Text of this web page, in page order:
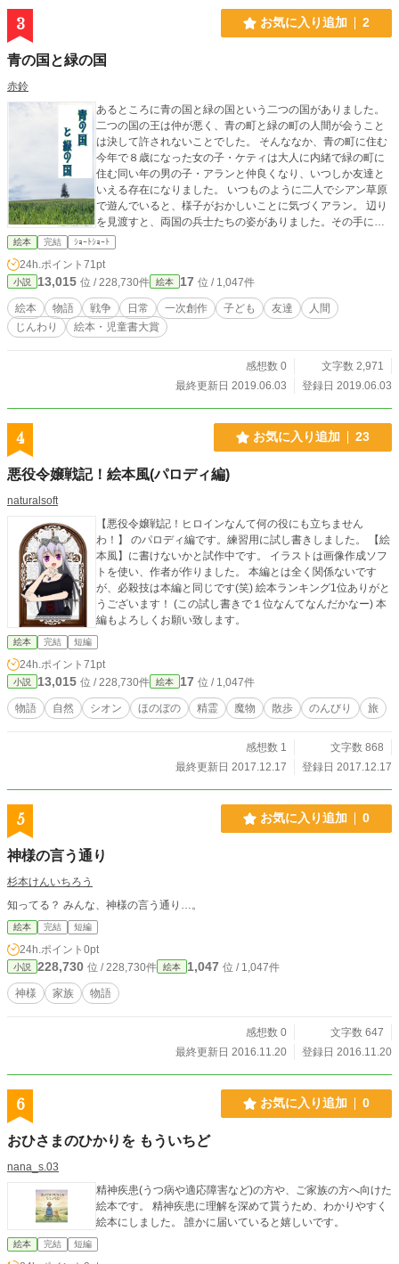
3 お気に入り追加 2
青の国と緑の国
赤鈴
あるところに青の国と緑の国という二つの国がありました。
二つの国の王は仲が悪く、青の町と緑の町の人間が会うこと
は決して許されないことでした。 そんななか、青の町に住む
今年で８歳になった女の子・ケティは大人に内緒で緑の町に
住む同い年の男の子・アランと仲良くなり、いつしか友達と
いえる存在になりました。 いつものように二人でシアン草原
で遊んでいると、様子がおかしいことに気づくアラン。 辺り
を見渡すと、両国の兵士たちの姿がありました。その手には
武器を持っています。 二つの国の間で戦争が始まろうとして
いたのです。二人はそのことを知らされていませんでした。
ケティの提案で戦争を止めようと駆け出す二人でしたが―
―。
絵本 完結 ｼｮｰﾄｼｮｰﾄ
24h.ポイント 71pt
小説 13,015 位 / 228,730件 絵本 17 位 / 1,047件
絵本 物語 戦争 日常 一次創作 子ども 友達
人間
じんわり
絵本・児童書大賞
感想数 0
文字数 2,971
最終更新日 2019.06.03
登録日 2019.06.03
4 お気に入り追加 23
悪役令嬢戦記！絵本風(パロディ編)
naturalsoft
【悪役令嬢戦記！ヒロインなんて何の役にも立ちません
わ！】 のパロディ編です。練習用に試し書きしました。 【絵
本風】に書けないかと試作中です。 イラストは画像作成ソフ
トを使い、作者が作りました。 本編とは全く関係ないです
が、必殺技は本編と同じです(笑) 絵本ランキング1位ありがと
うございます！ (この試し書きで１位なんてなんだかなー) 本
編もよろしくお願い致します。
絵本 完結 短編
24h.ポイント 71pt
小説 13,015 位 / 228,730件 絵本 17 位 / 1,047件
物語 自然 シオン ほのぼの 精霊 魔物 散歩 のんびり 旅
感想数 1
文字数 868
最終更新日 2017.12.17
登録日 2017.12.17
5 お気に入り追加 0
神様の言う通り
杉本けんいちろう
知ってる？ みんな、神様の言う通り…。
絵本 完結 短編
24h.ポイント 0pt
小説 228,730 位 / 228,730件 絵本 1,047 位 / 1,047件
神様 家族 物語
感想数 0
文字数 647
最終更新日 2016.11.20
登録日 2016.11.20
6 お気に入り追加 0
おひさまのひかりを もういちど
nana_s.03
精神疾患(うつ病や適応障害など)の方や、ご家族の方へ向けた
絵本です。 精神疾患に理解を深めて貰うため、わかりやすく
絵本にしました。 誰かに届いていると嬉しいです。
絵本 完結 短編